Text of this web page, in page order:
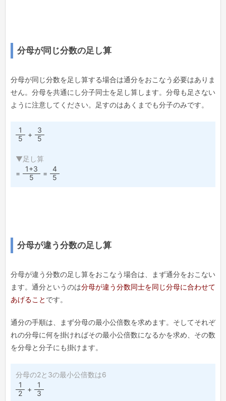
分母が同じ分数の足し算
分母が同じ分数を足し算する場合は通分をおこなう必要はありま
せん。分母を共通にし分子同士を足し算します。分母も足さない
ように注意してください。足すのはあくまでも分子のみです。
1
5
+
3
5
▼足し算
=
1+3
5
=
4
5
分母が違う分数の足し算
分母が違う分数の足し算をおこなう場合は、まず通分をおこない
ます。通分というのは分母が違う分数同士を同じ分母に合わせて
あげること です。
通分の手順は、まず分母の最小公倍数を求めます。そしてそれぞ
れの分母に何を掛ければその最小公倍数になるかを求め、その数
を分母と分子にも掛けます。
分母の2と3の最小公倍数は6
1
2
+
1
3